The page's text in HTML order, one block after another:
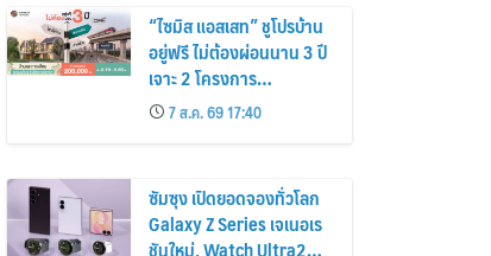
“ไซมิส แอสเสท” ชูโปรบ้าน
อยู่ฟรี ไม่ต้องผ่อนนาน 3 ปี
เจาะ 2 โครงการ
“Siamese Holm–
Siamese Blossom”
พร้อมส่วนลดและสิทธิพิเศษ
ถึง 31 สิงหาคม 2569
7 ส.ค. 69 17:40
ซัมซุง เปิดยอดจองทั่วโลก
Galaxy Z Series เจเนอเร
ชันใหม่, Watch Ultra2